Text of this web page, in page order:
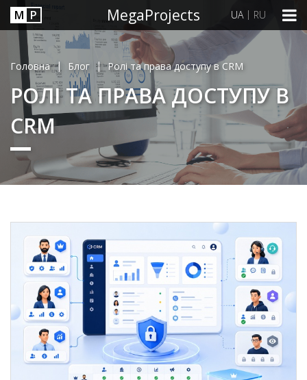
М P MegaProjects UA | RU
РОЛІ ТА ПРАВА ДОСТУПУ В
CRM
Головна | Блог | Ролі та права доступу в CRM